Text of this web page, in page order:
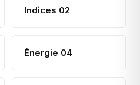
Indices 02
Énergie 04